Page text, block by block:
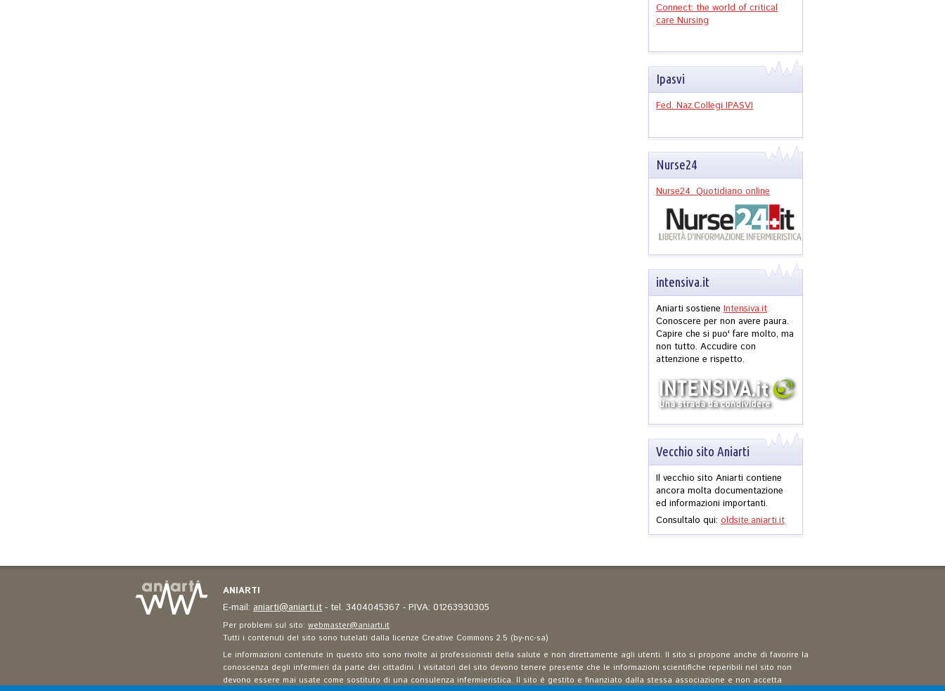
Connect: the world of critical
care Nursing
Ipasvi
Fed. Naz.Collegi IPASVI
Nurse24
Nurse24 Quotidiano online
intensiva.it
Aniarti sostiene Intensiva.it
Conoscere per non avere paura.
Capire che si puo' fare molto, ma
non tutto. Accudire con
attenzione e rispetto.
Vecchio sito Aniarti
Il vecchio sito Aniarti contiene
ancora molta documentazione
ed informazioni importanti.
Consultalo qui: oldsite.aniarti.it
ANIARTI
E-mail: aniarti@aniarti.it - tel. 3404045367 - P.IVA: 01263930305
Per problemi sul sito: webmaster@aniarti.it
Tutti i contenuti del sito sono tutelati dalla licenze Creative Commons 2.5 (by-nc-sa)
Le informazioni contenute in questo sito sono rivolte ai professionisti della salute e non direttamente agli utenti. Il sito si propone anche di favorire la
conoscenza degli infermieri da parte dei cittadini. I visitatori del sito devono tenere presente che le informazioni scientifiche reperibili nel sito non
devono essere mai usate come sostituto di una consulenza infermieristica. Il sito è gestito e finanziato dalla stessa associazione e non accetta